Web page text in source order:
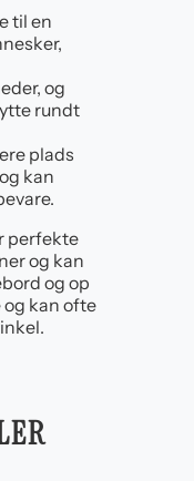
til en
og
rundt
plads
kan
perfekte
og kan
og op
og kan ofte